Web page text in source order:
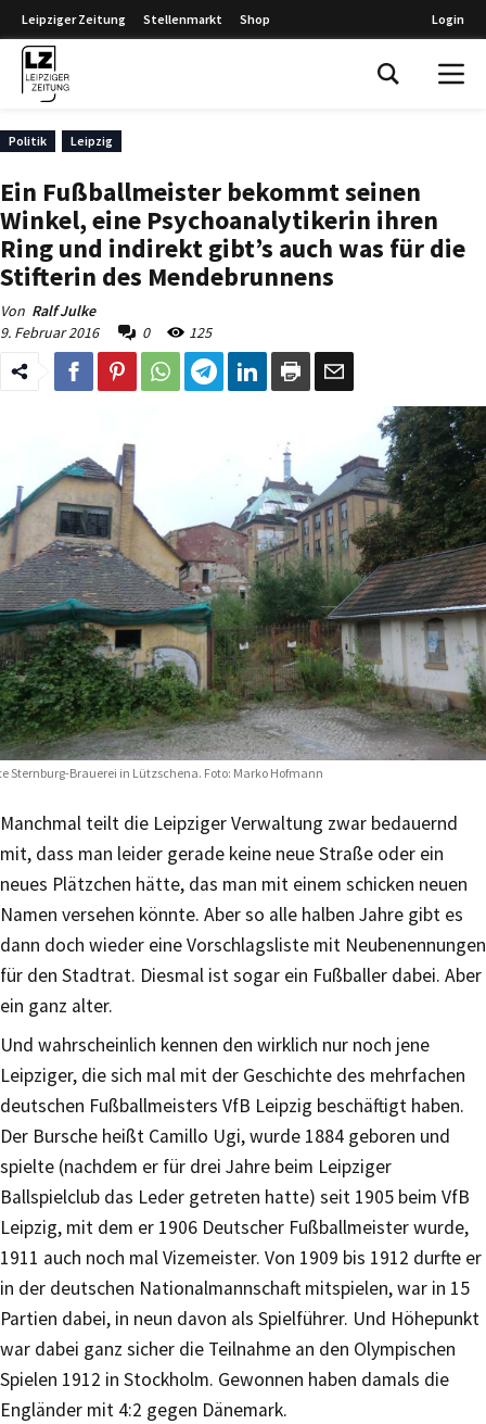
Leipziger Zeitung Stellenmarkt Shop Login
Politik Leipzig
Ein Fußballmeister bekommt seinen
Winkel, eine Psychoanalytikerin ihren
Ring und indirekt gibt’s auch was für die
Stifterin des Mendebrunnens
Von Ralf Julke
9. Februar 2016
0 125
Sternburg-Brauerei in Lützschena. Foto: Marko Hofmann
Manchmal teilt die Leipziger Verwaltung zwar bedauernd
mit, dass man leider gerade keine neue Straße oder ein
neues Plätzchen hätte, das man mit einem schicken neuen
Namen versehen könnte. Aber so alle halben Jahre gibt es
dann doch wieder eine Vorschlagsliste mit Neubenennungen
für den Stadtrat. Diesmal ist sogar ein Fußballer dabei. Aber
ein ganz alter.
Und wahrscheinlich kennen den wirklich nur noch jene
Leipziger, die sich mal mit der Geschichte des mehrfachen
deutschen Fußballmeisters VfB Leipzig beschäftigt haben.
Der Bursche heißt Camillo Ugi, wurde 1884 geboren und
spielte (nachdem er für drei Jahre beim Leipziger
Ballspielclub das Leder getreten hatte) seit 1905 beim VfB
Leipzig, mit dem er 1906 Deutscher Fußballmeister wurde,
1911 auch noch mal Vizemeister. Von 1909 bis 1912 durfte er
in der deutschen Nationalmannschaft mitspielen, war in 15
Partien dabei, in neun davon als Spielführer. Und Höhepunkt
war dabei ganz sicher die Teilnahme an den Olympischen
Spielen 1912 in Stockholm. Gewonnen haben damals die
Engländer mit 4:2 gegen Dänemark.